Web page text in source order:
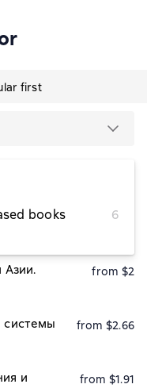
first
books
6
в
Азии
from $2.04
Азии.
from $2
системы
from $2.66
и
from $1.91